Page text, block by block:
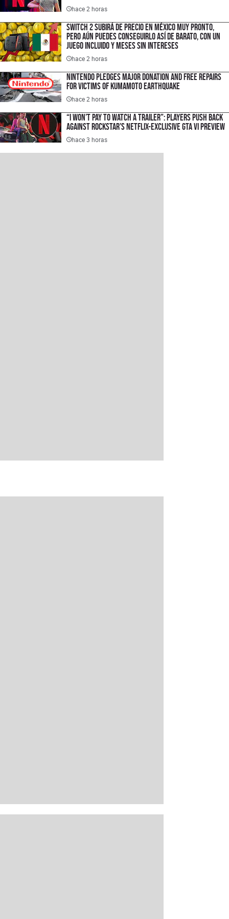
hace 2 horas
Switch 2 subirá de precio en México muy pronto,
pero aún puedes conseguirlo así de barato, con un
juego incluido y meses sin intereses
hace 2 horas
Nintendo Pledges Major Donation and Free Repairs
for Victims of Kumamoto Earthquake
hace 2 horas
“I Won’t Pay to Watch a Trailer”: Players Push Back
Against Rockstar’s Netflix-Exclusive GTA VI Preview
hace 3 horas